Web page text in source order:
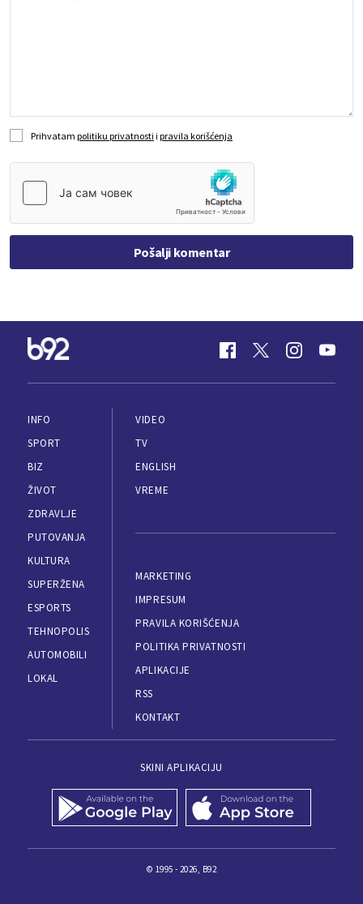
Prihvatam politiku privatnosti i pravila korišćenja
Pošalji komentar
INFO
SPORT
BIZ
ŽIVOT
ZDRAVLJE
PUTOVANJA
KULTURA
SUPERŽENA
ESPORTS
TEHNOPOLIS
AUTOMOBILI
LOKAL
VIDEO
TV
ENGLISH
VREME
MARKETING
IMPRESUM
PRAVILA KORIŠĆENJA
POLITIKA PRIVATNOSTI
APLIKACIJE
RSS
KONTAKT
SKINI APLIKACIJU
© 1995 - 2026, B92